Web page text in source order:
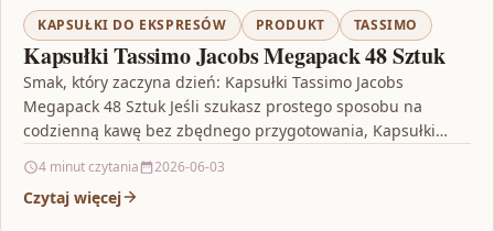
KAPSUŁKI DO EKSPRESÓW PRODUKT TASSIMO
Kapsułki Tassimo Jacobs Megapack 48 Sztuk
Smak, który zaczyna dzień: Kapsułki Tassimo Jacobs
Megapack 48 Sztuk Jeśli szukasz prostego sposobu na
codzienną kawę bez zbędnego przygotowania, Kapsułki
4 minut czytania 2026-06-03
Czytaj więcej